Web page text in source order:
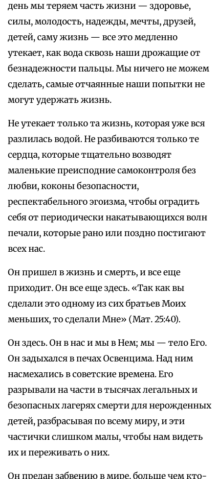
день мы теряем часть жизни — здоровье,
силы, молодость, надежды, мечты, друзей,
детей, саму жизнь — все это медленно
утекает, как вода сквозь наши дрожащие от
безнадежности пальцы. Мы ничего не можем
сделать, самые отчаянные наши попытки не
могут удержать жизнь.
Не утекает только та жизнь, которая уже вся
разлилась водой. Не разбиваются только те
сердца, которые тщательно возводят
маленькие преисподние самоконтроля без
любви, коконы безопасности,
респектабельного эгоизма, чтобы оградить
себя от периодически накатывающихся волн
печали, которые рано или поздно постигают
всех нас.
Он пришел в жизнь и смерть, и все еще
приходит. Он все еще здесь. «Так как вы
сделали это одному из сих братьев Моих
меньших, то сделали Мне» (Мат. 25:40).
Он здесь. Он в нас и мы в Нем; мы — тело Его.
Он задыхался в печах Освенцима. Над ним
насмехались в советские времена. Его
разрывали на части в тысячах легальных и
безопасных лагерях смерти для нерожденных
детей, разбрасывая по всему миру, и эти
частички слишком малы, чтобы нам видеть
их и переживать о них.
Он предан забвению в мире, больше чем кто-